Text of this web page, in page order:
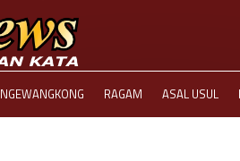
NGEWANGKONG RAGAM ASAL USUL